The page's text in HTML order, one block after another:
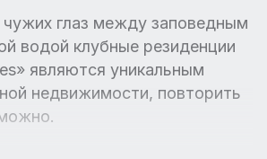
глаз между заповедным
водой клубные резиденции
являются уникальным
недвижимости, повторить